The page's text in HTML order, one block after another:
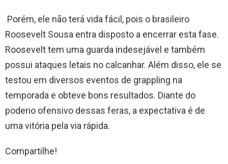
Porém, ele não terá vida fácil, pois o brasileiro
Roosevelt Sousa entra disposto a encerrar esta fase.
Roosevelt tem uma guarda indesejável e também
possui ataques letais no calcanhar. Além disso, ele se
testou em diversos eventos de grappling na
temporada e obteve bons resultados. Diante do
poderio ofensivo dessas feras, a expectativa é de
uma vitória pela via rápida.
Compartilhe!